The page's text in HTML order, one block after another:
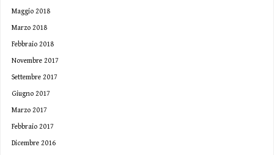
Maggio 2018
Marzo 2018
Febbraio 2018
Novembre 2017
Settembre 2017
Giugno 2017
Marzo 2017
Febbraio 2017
Dicembre 2016